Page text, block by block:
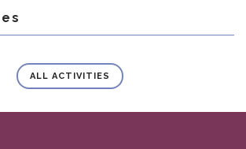
ALL ACTIVITIES